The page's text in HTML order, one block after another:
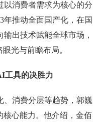
以消费者需求为核心的分
年推动全面国产化，在国
出技术赋能全球市场，
光与前瞻布局。
工具的决胜力
、消费分层等趋势，郭巍
核心能力。他介绍，金佰